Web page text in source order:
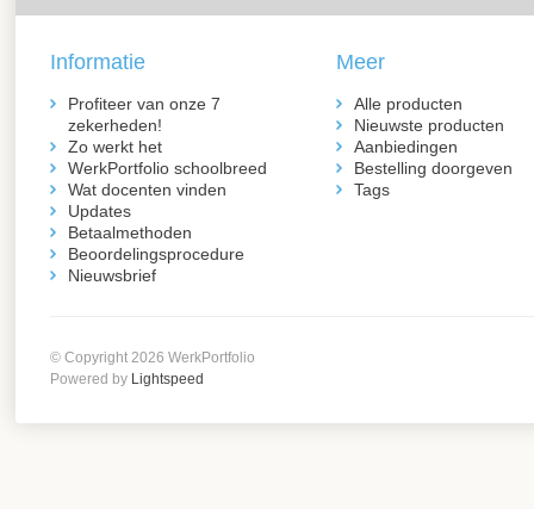
Informatie
Profiteer van onze 7
zekerheden!
Zo werkt het
WerkPortfolio schoolbreed
Wat docenten vinden
Updates
Betaalmethoden
Beoordelingsprocedure
Nieuwsbrief
Meer
Alle producten
Nieuwste producten
Aanbiedingen
Bestelling doorgeven
Tags
© Copyright 2026 WerkPortfolio
Powered by Lightspeed